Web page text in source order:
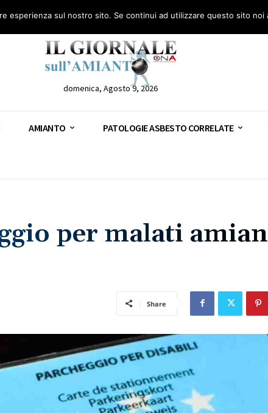
Consulenza legale gratuita: civile, penale e lavoro Segnala – AGN
domenica, Agosto 9, 2026
AMIANTO PATOLOGIE ASBESTO CORRELATE
per malati
Share
esperienza sul nostro sito. Se continui ad utilizzare questo sito noi